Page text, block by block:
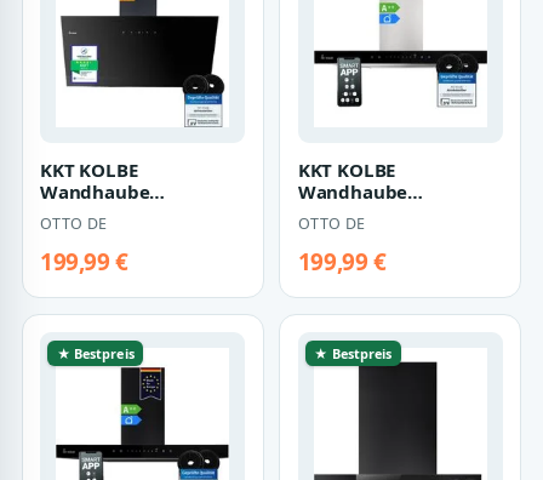
KKT KOLBE
Wandhaube
Dunstabzugshaube
80cm TRIO8025S
Dunstabzugshaube 8…
OTTO DE
199,99 €
KKT KOLBE
Wandhaube
Dunstabzugshaube
60cm FLAT6006ED
Dunstabzugshaube…
OTTO DE
199,99 €
★ Bestpreis ★ Bestpreis